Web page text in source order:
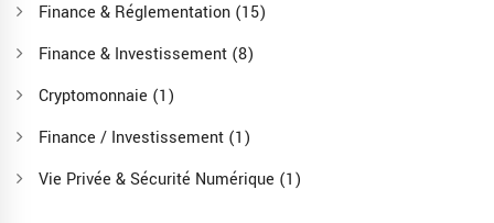
Finance & Réglementation (15)
Finance & Investissement (8)
Cryptomonnaie (1)
Finance / Investissement (1)
Vie Privée & Sécurité Numérique (1)